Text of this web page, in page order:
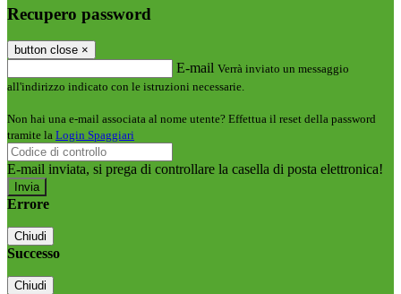
Recupero password
button close ×
E-mail Verrà inviato un messaggio
all'indirizzo indicato con le istruzioni necessarie.
Non hai una e-mail associata al nome utente? Effettua il reset della password
tramite la Login Spaggiari
E-mail inviata, si prega di controllare la casella di posta elettronica!
Errore
Chiudi
Successo
Chiudi